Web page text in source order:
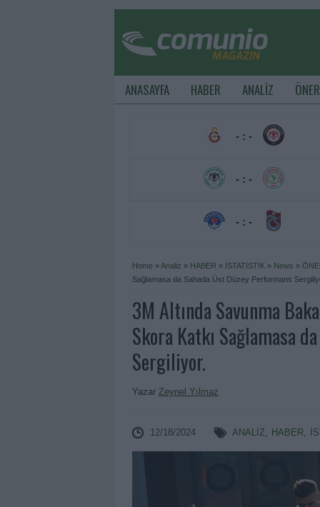
ANASAYFA HABER ANALİZ
- : -
- : -
- : -
Home »Analiz » HABER » İSTATİSTİK » News »
Sağlamasa da Sahada Üst Düzey Performans
3M Altında Savunma
Skora Katkı Sağlamasa
Sergiliyor.
Yazar Zeynel Yılmaz
12/18/2024 ANALIZ, HABER,